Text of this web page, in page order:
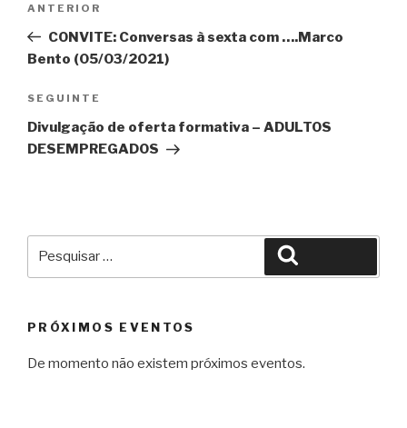
artigos
Conteúdo
anterior
ANTERIOR
CONVITE: Conversas à sexta com ….Marco
Bento (05/03/2021)
Conteúdo
seguinte
SEGUINTE
Divulgação de oferta formativa – ADULTOS
DESEMPREGADOS
PRÓXIMOS EVENTOS
De momento não existem próximos eventos.